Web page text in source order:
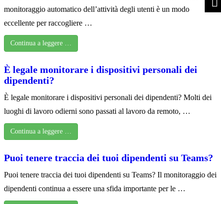
monitoraggio automatico dell’attività degli utenti è un modo
eccellente per raccogliere …
Continua a leggere …
È legale monitorare i dispositivi personali dei
dipendenti?
È legale monitorare i dispositivi personali dei dipendenti? Molti dei
luoghi di lavoro odierni sono passati al lavoro da remoto, …
Continua a leggere …
Puoi tenere traccia dei tuoi dipendenti su Teams?
Puoi tenere traccia dei tuoi dipendenti su Teams? Il monitoraggio dei
dipendenti continua a essere una sfida importante per le …